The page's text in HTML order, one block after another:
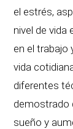
el estrés,
nivel de vida
en el trabajo
vida
diferentes
demostrado
sueño y